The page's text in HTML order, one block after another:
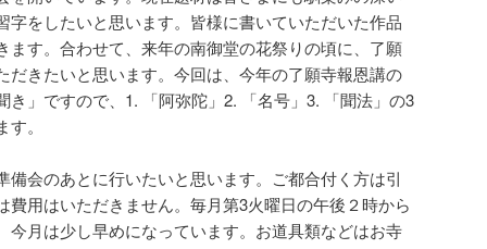
字をしたいと思います。皆様に書いていただいた作品
ます。合わせて、来年の南御堂の花祭りの頃に、了願
だきたいと思います。今回は、今年の了願寺報恩講の
き」ですので、1. 「阿弥陀」2. 「名号」3. 「聞法」の3
。
備会のあとに行いたいと思います。ご都合付く方は引
費用はいただきません。毎月第3火曜日の午後２時から
今月は少し早めになっています。お道具類などはお寺